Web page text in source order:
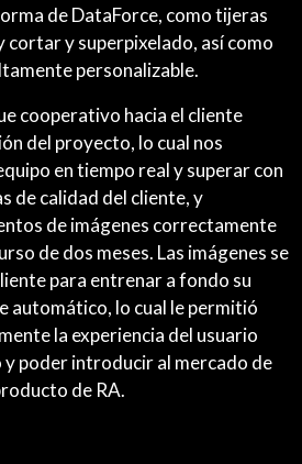
de DataForce, como tijeras
y superpixelado, así como
personalizable.
cooperativo hacia el cliente
del proyecto, lo cual nos
en tiempo real y superar con
de calidad del cliente, y
de imágenes correctamente
de dos meses. Las imágenes se
para entrenar a fondo su
automático, lo cual le permitió
la experiencia del usuario
y poder introducir al mercado de
de RA.